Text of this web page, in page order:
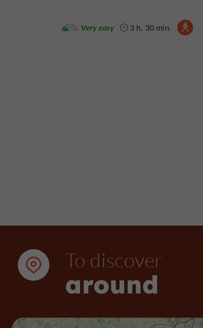
Walking :
3 h. 30 min.
Very easy
To discover
around